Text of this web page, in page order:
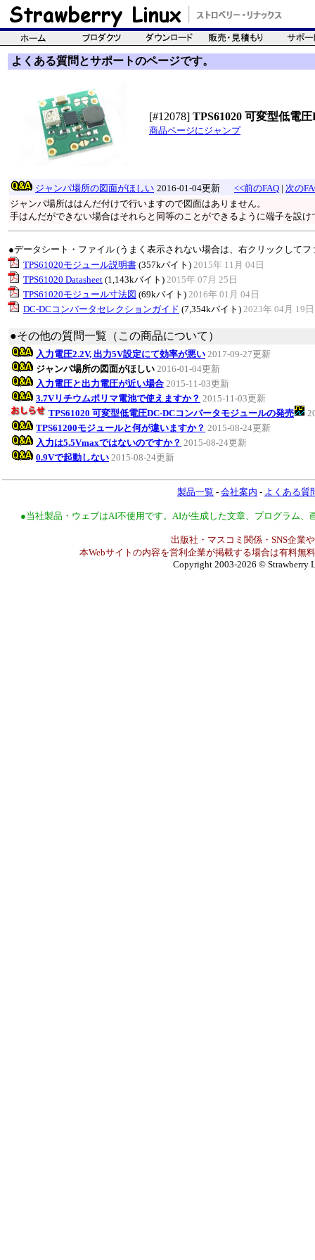
よくある質問とサポートのページです。
[#12078] TPS61020 可変型低電
商品ページにジャンプ
ジャンパ場所の図面がほしい 2016-01-04更新 <<前のFAQ | 次の
ジャンパ場所ははんだ付けで行いますので図面はありません。
手はんだができない場合はそれらと同等のことができるように端子を設
●データシート・ファイル (うまく表示されない場合は、右クリックして
TPS61020モジュール説明書 (357kバイト) 2015年 11月 04日
TPS61020 Datasheet (1,143kバイト) 2015年 07月 25日
TPS61020モジュール寸法図 (69kバイト) 2016年 01月 04日
DC-DCコンバータセレクションガイド (7,354kバイト) 2023年 04月 19日
●その他の質問一覧（この商品について）
入力電圧2.2V, 出力5V設定にて効率が悪い 2017-09-27更新
ジャンパ場所の図面がほしい 2016-01-04更新
入力電圧と出力電圧が近い場合 2015-11-03更新
3.7Vリチウムポリマ電池で使えますか？ 2015-11-03更新
TPS61020 可変型低電圧DC-DCコンバータモジュールの発売
TPS61200モジュールと何が違いますか？ 2015-08-24更新
入力は5.5Vmaxではないのですか？ 2015-08-24更新
0.9Vで起動しない 2015-08-24更新
製品一覧 - 会社案内 - よくある質
●当社製品・ウェブはAI不使用です。AIが生成した文章、プログラム
出版社・マスコミ関係・SNS企業
本Webサイトの内容を営利企業が掲載する場合は有料無
Copyright 2003-2026 © Strawberry